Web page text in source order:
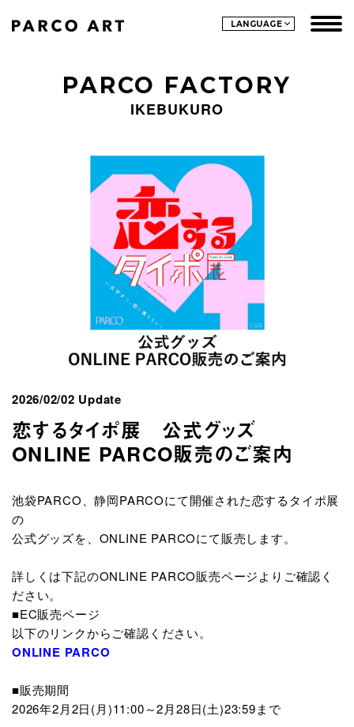
LANGUAGE
PARCO FACTORY
IKEBUKURO
2026/02/02 Update
恋するタイポ展 公式グッズ
ONLINE PARCO販売のご案内
池袋PARCO、静岡PARCOにて開催された恋するタイポ展
の
公式グッズを、ONLINE PARCOにて販売します。
詳しくは下記のONLINE PARCO販売ページよりご確認く
ださい。
■EC販売ページ
以下のリンクからご確認ください。
ONLINE PARCO
■販売期間
2026年2月2日(月)11:00～2月28日(土)23:59まで